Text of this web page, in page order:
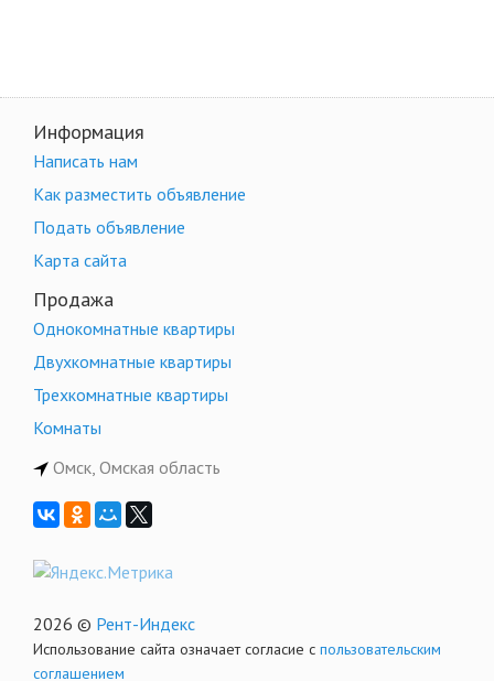
Информация
Написать нам
Как разместить объявление
Подать объявление
Карта сайта
Продажа
Однокомнатные квартиры
Двухкомнатные квартиры
Трехкомнатные квартиры
Комнаты
Омск, Омская область
2026 © Рент-Индекс
Использование сайта означает согласие с пользовательским
соглашением